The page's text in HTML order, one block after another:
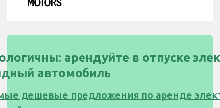
арендуйте в отпуске
автомобиль
дешевые предложения по аренде